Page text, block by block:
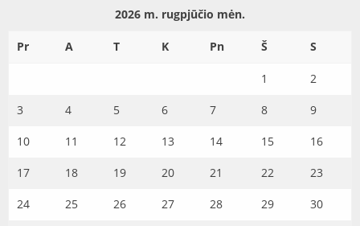
2026 m. rugpjūčio mėn.
Pr A T K Pn Š S
1 2
3 4 5 6 7 8 9
10 11 12 13 14 15 16
17 18 19 20 21 22 23
24 25 26 27 28 29 30